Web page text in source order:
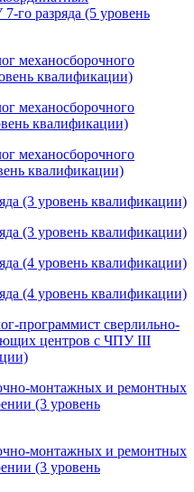
го разряда (5 уровень
механосборочного
квалификации)
механосборочного
квалификации)
механосборочного
квалификации)
(3 уровень квалификации)
(3 уровень квалификации)
(4 уровень квалификации)
(4 уровень квалификации)
программист сверлильно-
центров с ЧПУ III
монтажных и ремонтных
(3 уровень
монтажных и ремонтных
(3 уровень